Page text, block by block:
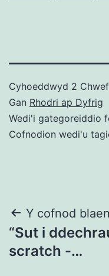
Cyhoeddwyd 2
Gan Rhodri ap Dyfrig
Wedi'i gategoreiddio
Cofnodion wedi'u
Llywio
cofnod
Y cofnod
“Sut i
scratch -…